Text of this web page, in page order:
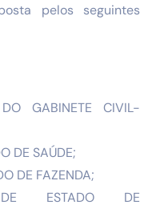
pelos seguintes
DO GABINETE CIVIL-
DE SAÚDE;
DE FAZENDA;
ESTADO DE